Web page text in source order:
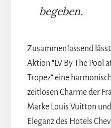
begeben.
Zusammenfassend
Aktion "LV By The Pool
Tropez" eine
zeitlosen Charme der
Marke Louis Vuitton
Eleganz des Hotels